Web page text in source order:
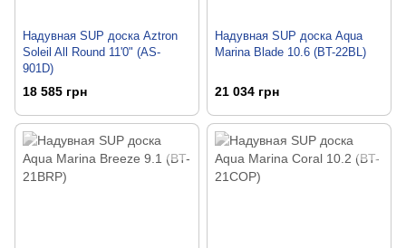
Надувная SUP доска Aztron
Soleil All Round 11'0" (AS-
901D)
18 585 грн
Надувная SUP доска Aqua
Marina Blade 10.6 (BT-22BL)
21 034 грн